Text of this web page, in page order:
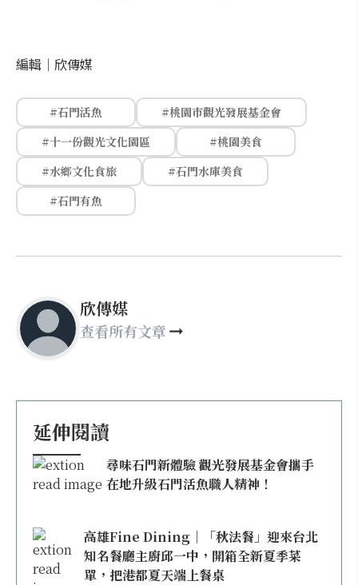
編輯｜ 欣傳媒
#石門活魚
#桃園市觀光發展基金會
#十一份觀光文化園區
#桃園美食
#水鄉文化食旅
#石門水庫美食
#石門有魚
欣傳媒
查看所有文章
延伸閱讀
尋味石門新體驗 觀光發展基金會攜手
在地升級石門活魚職人精神！
高雄Fine Dining｜「秋法餐」迎來台北
知名餐廳主廚邱一中，開箱全新夏季菜
單，把港都夏天端上餐桌